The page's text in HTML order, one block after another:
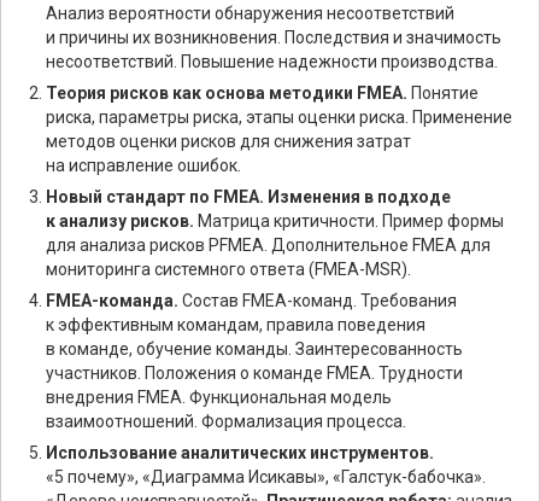
Анализ вероятности обнаружения несоответствий
и причины их возникновения. Последствия и значимость
несоответствий. Повышение надежности производства.
Теория рисков как основа методики FMEA. Понятие
риска, параметры риска, этапы оценки риска. Применение
методов оценки рисков для снижения затрат
на исправление ошибок.
Новый стандарт по FMEA. Изменения в подходе
к анализу рисков. Матрица критичности. Пример формы
для анализа рисков PFMEA. Дополнительное FMEA для
мониторинга системного ответа (FMEA-MSR).
FMEA-команда. Состав FMEA-команд. Требования
к эффективным командам, правила поведения
в команде, обучение команды. Заинтересованность
участников. Положения о команде FMEA. Трудности
внедрения FMEA. Функциональная модель
взаимоотношений. Формализация процесса.
Использование аналитических инструментов.
«5 почему», «Диаграмма Исикавы», «Галстук-бабочка».